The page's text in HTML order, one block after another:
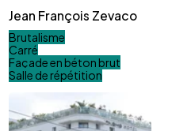
Jean François Zevaco
Brutalisme
Carré
Façade en béton brut
Salle de répétition